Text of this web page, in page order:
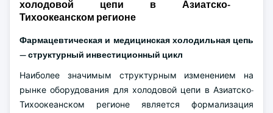
холодовой цепи в Азиатско-
Тихоокеанском регионе
Фармацевтическая и медицинская холодильная цепь
— структурный инвестиционный цикл
Наиболее значимым структурным изменением на
рынке оборудования для холодовой цепи в Азиатско-
Тихоокеанском регионе является формализация